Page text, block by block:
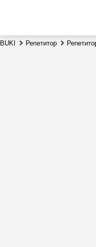
BUKI Репетитор